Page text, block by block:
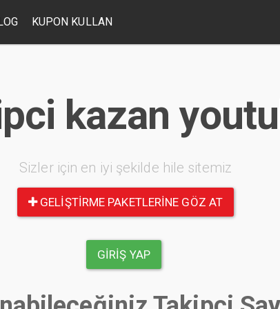
KUPON KULLAN
kazan
Sizler için en iyi şekilde hile sitemiz
GELIŞTIRME PAKETLERINE GÖZ AT
GIRIŞ YAP